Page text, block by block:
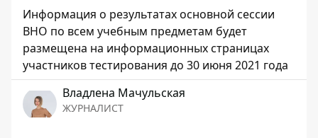
Информация о результатах основной сессии
ВНО по всем учебным предметам будет
размещена на информационных страницах
участников тестирования до 30 июня 2021 года
Владлена Мачульская
ЖУРНАЛИСТ